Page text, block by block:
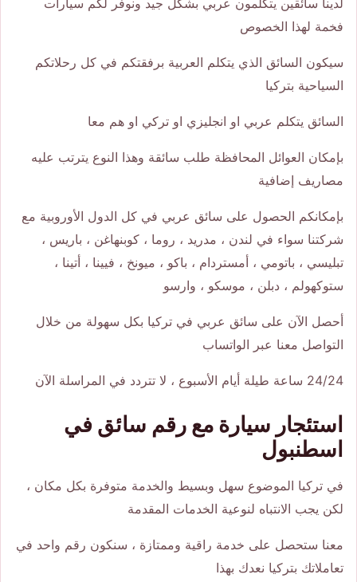
فخمة لهذا الخصوص
سيكون السائق الذي يتكلم العربية برفقتكم في كل رحلاتكم
السياحية بتركيا
السائق يتكلم عربي او انجليزي او تركي او هم معا
بإمكان العوائل المحافظة طلب سائقة وهذا النوع يترتب عليه
مصاريف إضافية
بإمكانكم الحصول على سائق عربي في كل الدول الأوروبية مع
شركتنا سواء في لندن ، مدريد ، روما ، كوبنهاغن ، باريس ،
تبليسي ، باتومي ، أمستردام ، باكو ، ميونخ ، فيينا ، أتينا ،
ستوكهولم ، دبلن ، موسكو ، وارسو
أحصل الآن على سائق عربي في تركيا بكل سهولة من خلال
التواصل معنا عبر الواتساب
24/24 ساعة طيلة أيام الأسبوع ، لا تتردد في المراسلة الآن
استئجار سيارة مع رقم سائق في
اسطنبول
في تركيا الموضوع سهل وبسيط والخدمة متوفرة بكل مكان ،
لكن يجب الانتباه لنوعية الخدمات المقدمة
معنا ستحصل على خدمة راقية وممتازة ، سنكون رقم واحد في
تعاملاتك بتركيا نعدك بهذا